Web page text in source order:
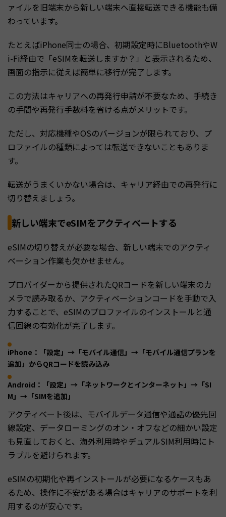
ァイルを旧端末から新しい端末へ直接転送できる機能も備
わっています。
たとえばiPhone同士の場合、初期設定時にBluetoothやW
i-Fi経由で「eSIMを転送しますか？」と表示されるため、
画面の指示に従えば簡単に移行が完了します。
この方法はキャリアへの再発行申請が不要なため、手続き
の手間や再発行手数料を省ける点がメリットです。
ただし、対応機種やOSのバージョンが限られており、プ
ロファイルの種類によっては転送できないこともありま
す。
転送がうまくいかない場合は、キャリア経由での再発行に
切り替えましょう。
新しい端末でeSIMをアクティベートする
eSIMの切り替えが必要な場合、新しい端末でのアクティ
ベーション作業も欠かせません。
プロバイダーから提供されたQRコードを新しい端末のカ
メラで読み取るか、アクティベーションコードを手動で入
力することで、eSIMのプロファイルのインストールと通
信回線の有効化が完了します。
iPhone：「設定」→「モバイル通信」→「モバイル通信プランを
追加」からQRコードを読み込み
Android：「設定」→「ネットワークとインターネット」→「SI
M」→「SIMを追加」
アクティベート後は、モバイルデータ通信や通話の優先回
線設定、データローミングのオン・オフなどの細かい設定
も見直しておくと、海外利用時やデュアルSIM利用時にト
ラブルを避けられます。
eSIMの初期化や再インストールが必要になるケースもあ
るため、操作に不安がある場合はキャリアのサポートを利
用するのが安心です。